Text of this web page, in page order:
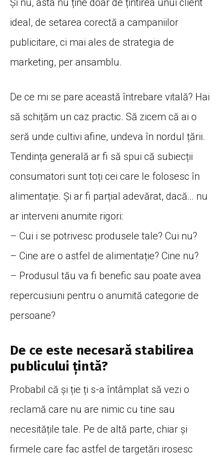
Și nu, asta nu ține doar de țintirea unui client
ideal, de setarea corectă a campaniilor
publicitare, ci mai ales de strategia de
marketing, per ansamblu.
De ce mi se pare această întrebare vitală? Hai
să schițăm un caz practic. Să zicem că ai o
seră unde cultivi afine, undeva în nordul țării.
Tendința generală ar fi să spui că subiecții
consumatori sunt toți cei care le folosesc în
alimentație. Și ar fi parțial adevărat, dacă… nu
ar interveni anumite rigori:
– Cui i se potrivesc produsele tale? Cui nu?
– Cine are o astfel de alimentație? Cine nu?
– Produsul tău va fi benefic sau poate avea
repercusiuni pentru o anumită categorie de
persoane?
De ce este necesară stabilirea
publicului țintă?
Probabil că și ție ți s-a întâmplat să vezi o
reclamă care nu are nimic cu tine sau
necesitățile tale. Pe de altă parte, chiar și
firmele care fac astfel de targetări irosesc